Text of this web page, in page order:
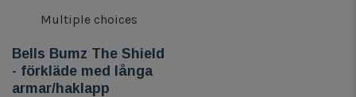
Multiple choices
Bells Bumz The Shield
- förkläde med långa
armar/haklapp